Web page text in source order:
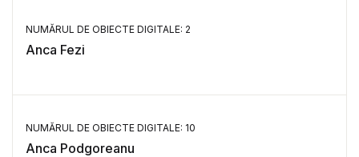
NUMĂRUL DE OBIECTE DIGITALE: 2
Anca Fezi
NUMĂRUL DE OBIECTE DIGITALE: 10
Anca Podgoreanu